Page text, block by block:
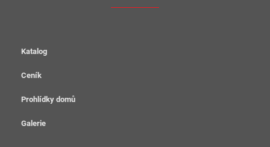
Katalog
Ceník
Prohlídky domů
Galerie